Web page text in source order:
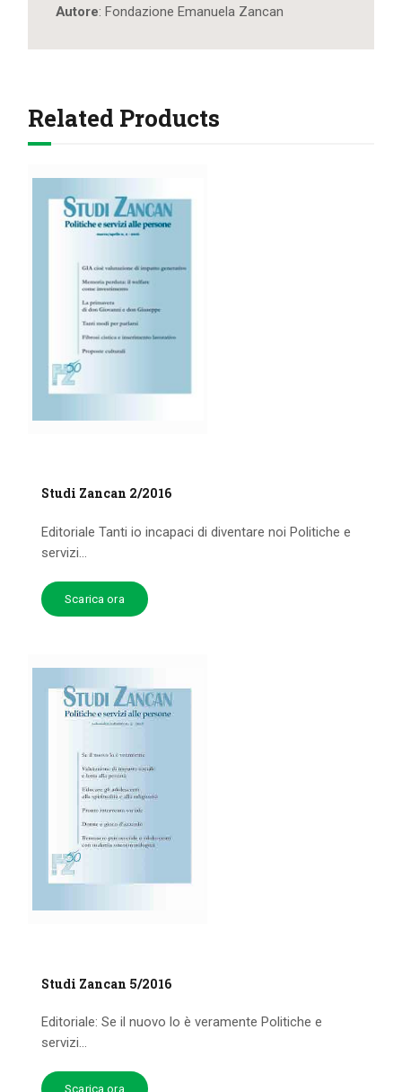
Autore: Fondazione Emanuela Zancan
Related Products
Studi Zancan 2/2016
Editoriale Tanti io incapaci di diventare noi Politiche e
servizi...
Scarica ora
Studi Zancan 5/2016
Editoriale: Se il nuovo lo è veramente Politiche e
servizi...
Scarica ora